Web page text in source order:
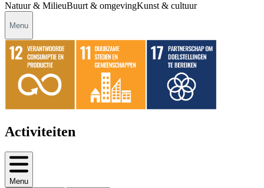
Natuur & MilieuBuurt & omgevingKunst & cultuur
Menu
Activiteiten
Menu